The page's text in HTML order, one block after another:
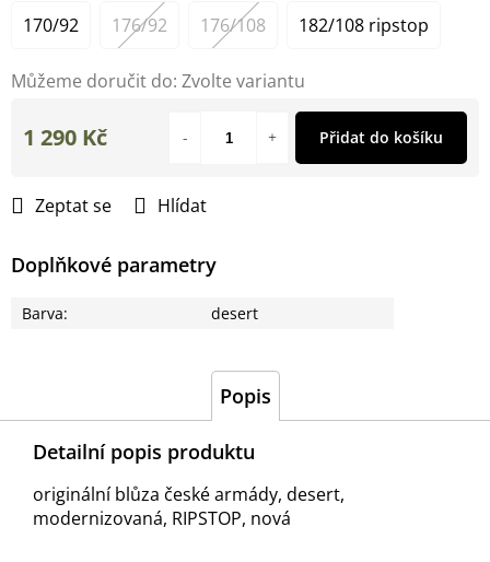
170/92 176/92 176/108 182/108 ripstop
Můžeme doručit do: Zvolte variantu
Zeptat se Hlídat
Doplňkové parametry
Barva: desert
1 290 Kč Přidat do košíku
Popis
Detailní popis produktu
originální blůza české armády, desert,
modernizovaná, RIPSTOP, nová